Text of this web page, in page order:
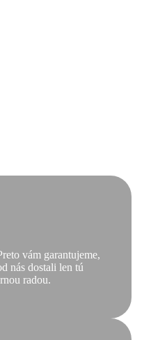
vám garantujeme,
nás dostali len tú
radou.